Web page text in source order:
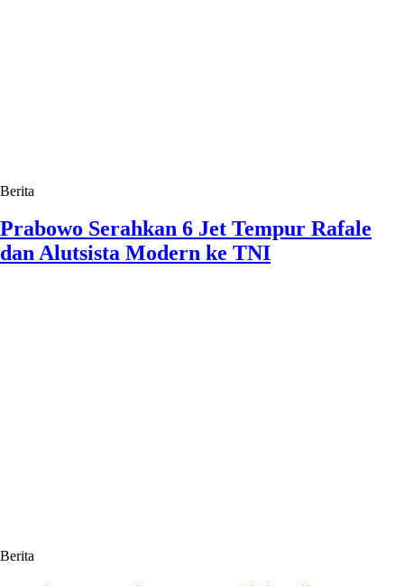
Berita
Prabowo Serahkan 6 Jet Tempur Rafale
dan Alutsista Modern ke TNI
Berita